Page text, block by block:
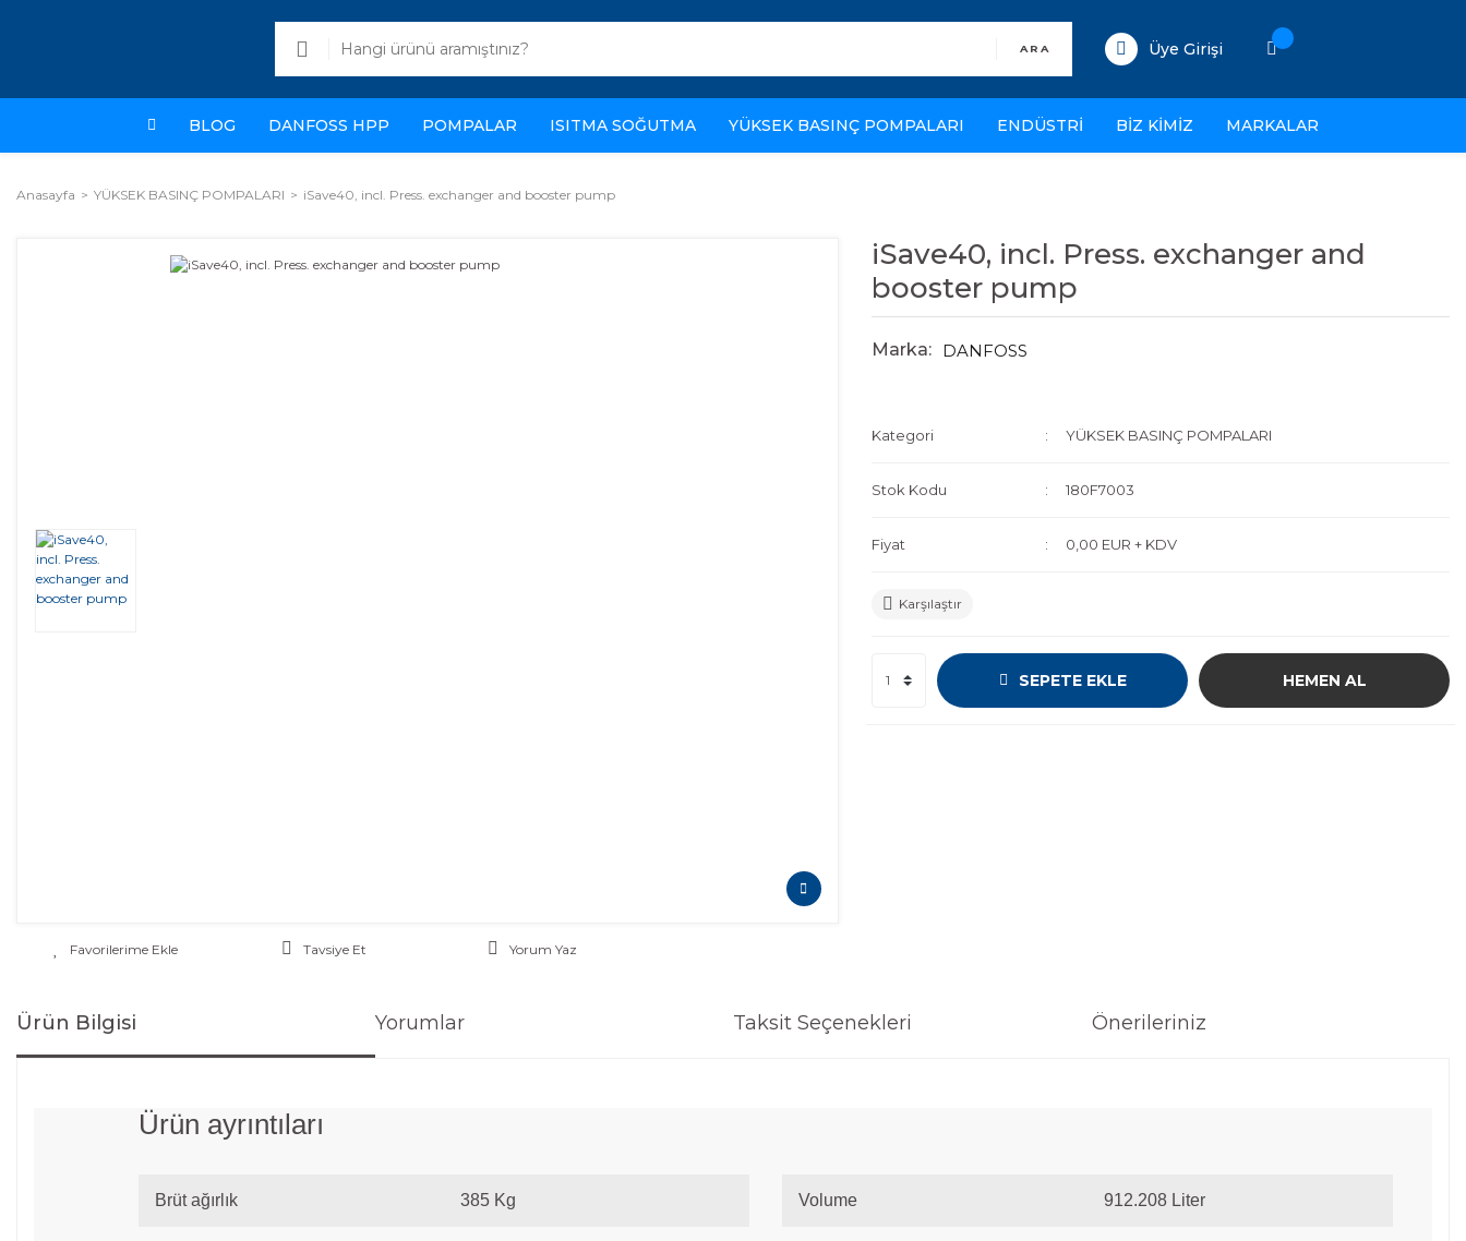
ARA Üye Girişi
BLOG DANFOSS HPP POMPALAR ISITMA SOĞUTMA YÜKSEK BASINÇ POMPALARI ENDÜSTRİ BİZ KİMİZ MARKALAR
Anasayfa YÜKSEK BASINÇ POMPALARI iSave40, incl. Press. exchanger and booster pump
Tavsiye Et Yorum Yaz
iSave40, incl. Press. exchanger and
booster pump
Marka: DANFOSS
Kategori YÜKSEK BASINÇ POMPALARI
Stok Kodu 180F7003
Fiyat 0,00 EUR + KDV
Karşılaştır
SEPETE EKLE HEMEN AL
Ürün Bilgisi Yorumlar Taksit Seçenekleri Önerileriniz
Ürün ayrıntıları
Brüt ağırlık 385 Kg Volume 912.208 Liter